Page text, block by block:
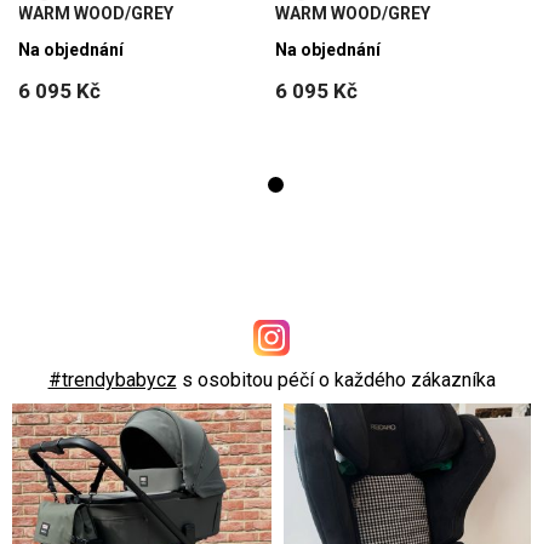
WARM WOOD/GREY
6 095 Kč
Na objednání
WARM WOOD/GREY
6 095 Kč
Na objednání
#trendybabycz s osobitou péčí o každého zákazníka